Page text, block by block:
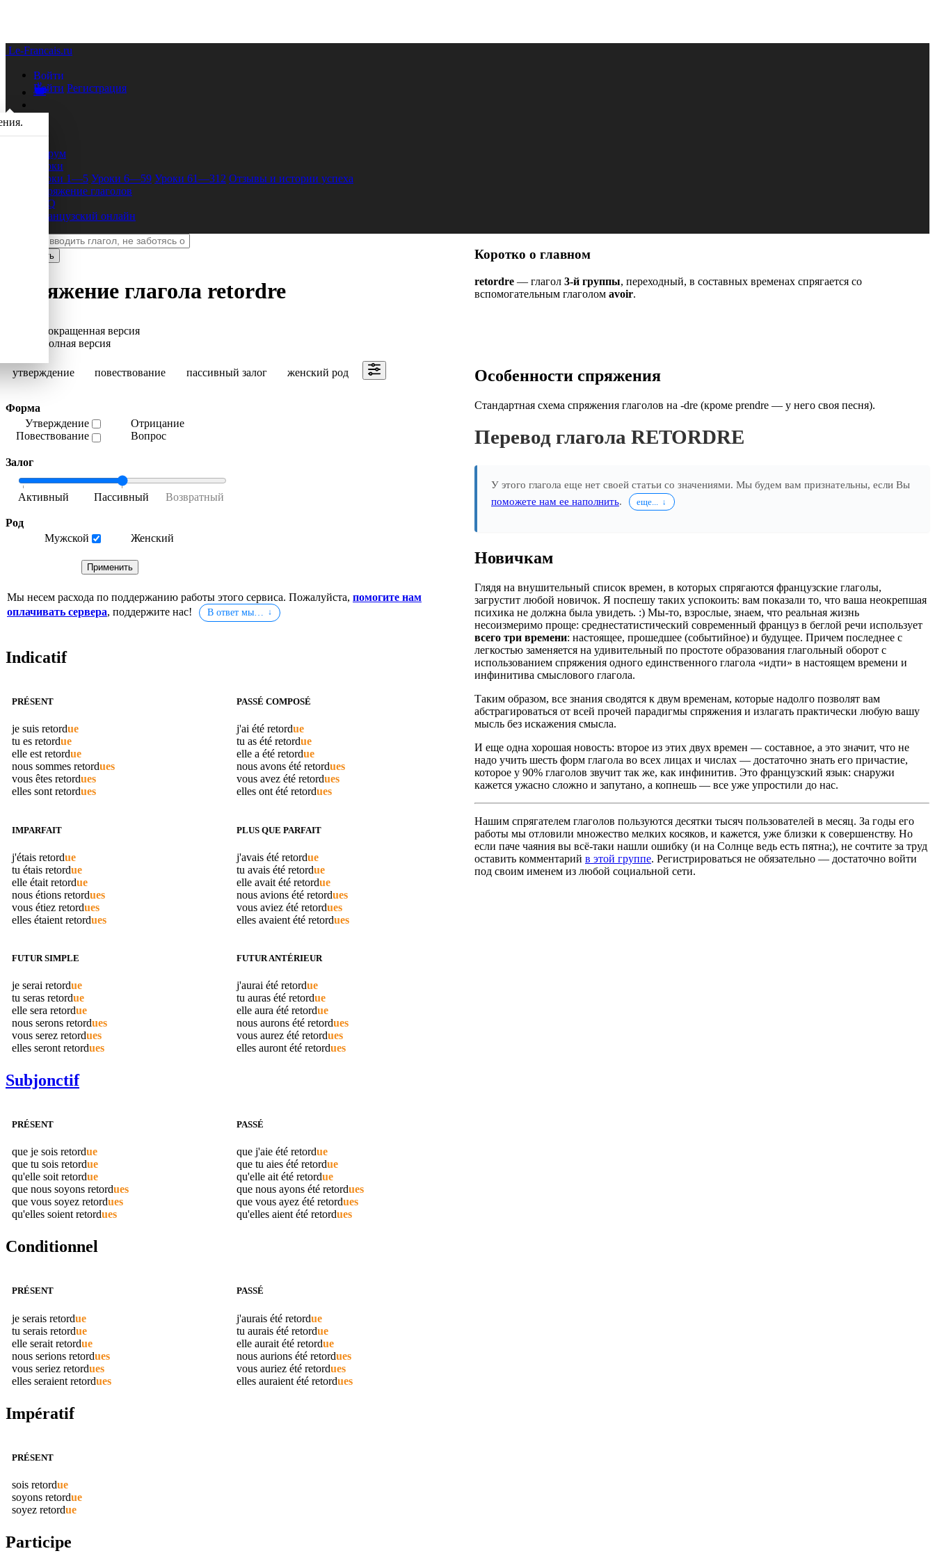
Le-Francais.ru
Войти
Войти Регистрация
Форум
Уроки
Уроки 1—5 Уроки 6—59 Уроки 61—312 Отзывы и истории успеха
Спряжение глаголов
FAQ
Французский онлайн
Спряжение глагола retordre
Сокращенная версия
Полная версия
утверждение повествование пассивный залог женский род
Форма
Утверждение
Повествование
Отрицание
Вопрос
Залог
Род
Мужской
Женский
Мы несем расхода по поддержанию работы этого сервиса. Пожалуйста, помогите нам
оплачивать сервера, поддержите нас! В ответ мы…
Indicatif
PRÉSENT
je suis retordue
tu es retordue
elle est retordue
nous sommes retordues
vous êtes retordues
elles sont retordues
PASSÉ COMPOSÉ
j'ai été retordue
tu as été retordue
elle a été retordue
nous avons été retordues
vous avez été retordues
elles ont été retordues
IMPARFAIT
j'étais retordue
tu étais retordue
elle était retordue
nous étions retordues
vous étiez retordues
elles étaient retordues
PLUS QUE PARFAIT
j'avais été retordue
tu avais été retordue
elle avait été retordue
nous avions été retordues
vous aviez été retordues
elles avaient été retordues
FUTUR SIMPLE
je serai retordue
tu seras retordue
elle sera retordue
nous serons retordues
vous serez retordues
elles seront retordues
FUTUR ANTÉRIEUR
j'aurai été retordue
tu auras été retordue
elle aura été retordue
nous aurons été retordues
vous aurez été retordues
elles auront été retordues
Subjonctif
PRÉSENT
que je sois retordue
que tu sois retordue
qu'elle soit retordue
que nous soyons retordues
que vous soyez retordues
qu'elles soient retordues
PASSÉ
que j'aie été retordue
que tu aies été retordue
qu'elle ait été retordue
que nous ayons été retordues
que vous ayez été retordues
qu'elles aient été retordues
Conditionnel
PRÉSENT
je serais retordue
tu serais retordue
elle serait retordue
nous serions retordues
vous seriez retordues
elles seraient retordues
PASSÉ
j'aurais été retordue
tu aurais été retordue
elle aurait été retordue
nous aurions été retordues
vous auriez été retordues
elles auraient été retordues
Impératif
PRÉSENT
sois retordue
soyons retordue
soyez retordue
Participe
Коротко о главном
retordre — глагол 3-й группы, переходный, в составных временах спрягается со
вспомогательным глаголом avoir.
Особенности спряжения
Стандартная схема спряжения глаголов на -dre (кроме prendre — у него своя песня).
Перевод глагола RETORDRE
У этого глагола еще нет своей статьи со значениями. Мы будем вам признательны, если Вы
поможете нам ее наполнить. еще...
Новичкам
Глядя на внушительный список времен, в которых спрягаются французские глаголы,
загрустит любой новичок. Я поспешу таких успокоить: вам показали то, что ваша неокрепшая
психика не должна была увидеть. :) Мы-то, взрослые, знаем, что реальная жизнь
несоизмеримо проще: среднестатистический современный француз в беглой речи использует
всего три времени: настоящее, прошедшее (событийное) и будущее. Причем последнее с
легкостью заменяется на удивительный по простоте образования глагольный оборот с
использованием спряжения одного единственного глагола «идти» в настоящем времени и
инфинитива смыслового глагола.
Таким образом, все знания сводятся к двум временам, которые надолго позволят вам
абстрагироваться от всей прочей парадигмы спряжения и излагать практически любую вашу
мысль без искажения смысла.
И еще одна хорошая новость: второе из этих двух времен — составное, а это значит, что не
надо учить шесть форм глагола во всех лицах и числах — достаточно знать его причастие,
которое у 90% глаголов звучит так же, как инфинитив. Это французский язык: снаружи
кажется ужасно сложно и запутано, а копнешь — все уже упростили до нас.
Нашим спрягателем глаголов пользуются десятки тысяч пользователей в месяц. За годы его
работы мы отловили множество мелких косяков, и кажется, уже близки к совершенству. Но
если паче чаяния вы всё-таки нашли ошибку (и на Солнце ведь есть пятна;), не сочтите за труд
оставить комментарий в этой группе. Регистрироваться не обязательно — достаточно войти
под своим именем из любой социальной сети.